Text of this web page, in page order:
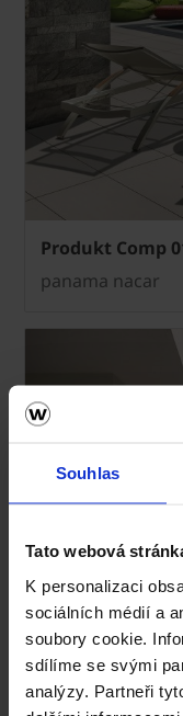
Souhlas
Tato webová
K personalizaci
sociálních médií a
soubory cookie.
sdílíme se svými
analýzy. Partneři
Produkt Comp
panama nacar